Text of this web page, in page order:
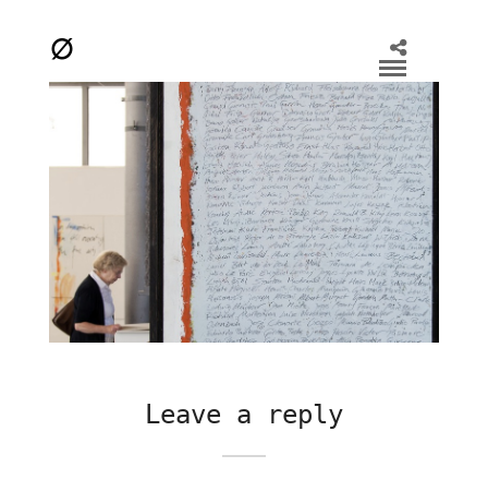
Leave a reply